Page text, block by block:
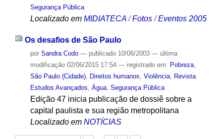
Segurança Pública
Localizado em MIDIATECA /Fotos /Eventos 2005
Os desafios de São Paulo
por Sandra Codo — publicado10/06/2003 — última
modificação02/06/2015 17:54 — registrado em: Pobreza,
São Paulo (Cidade), Direitos humanos Violência, Revista
Estudos Avançados Água, Segurança Pública
Edição 47 inicia publicação de dossiê sobre a
capital paulista e sua região metropolitana
Localizado em NOTÍCIAS